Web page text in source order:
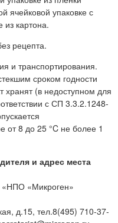
ячейковой упаковке с
из картона.
рецепта.
и транспортирования.
сроком годности
(в недоступном для
с СП 3.3.2.1248-
от 8 до 25 °C не более 1
и адрес места
«НПО «Микроген»
д.15, тел.8(495) 710-37-